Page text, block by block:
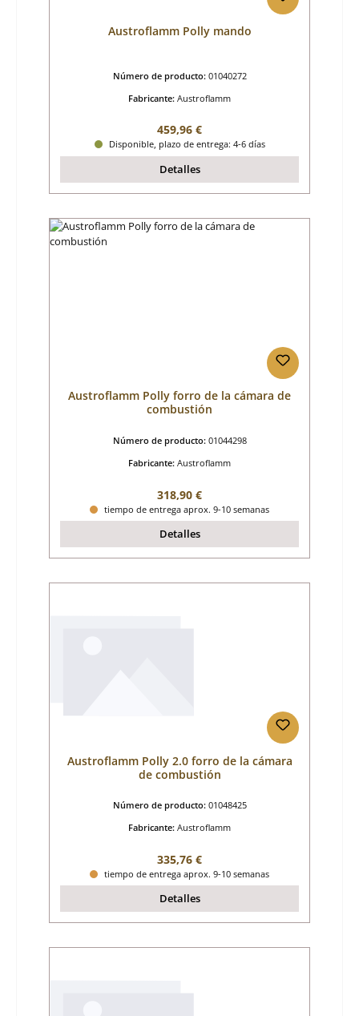
Austroflamm Polly mando
Número de producto: 01040272
Fabricante: Austroflamm
Precio normal:
459,96 €
Disponible, plazo de entrega: 4-6 días
Detalles
Austroflamm Polly forro de la cámara de
combustión
Número de producto: 01044298
Fabricante: Austroflamm
Precio normal:
318,90 €
tiempo de entrega aprox. 9-10 semanas
Detalles
Austroflamm Polly 2.0 forro de la cámara
de combustión
Número de producto: 01048425
Fabricante: Austroflamm
Precio normal:
335,76 €
tiempo de entrega aprox. 9-10 semanas
Detalles